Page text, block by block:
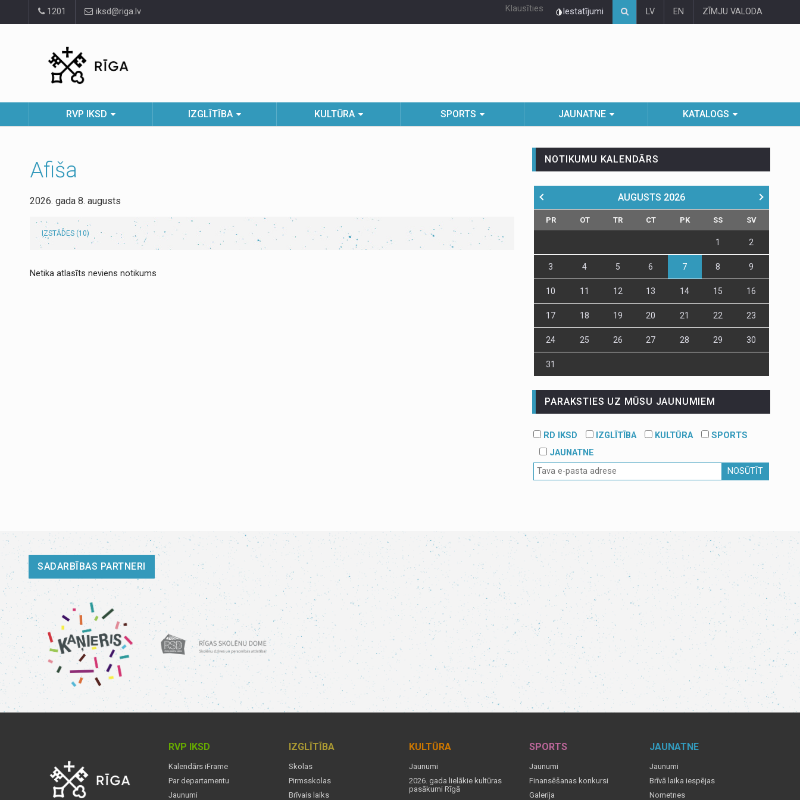
1201 iksd@riga.lv Klausīties Iestatījumi LV EN ZĪMJU VALODA
RVP IKSD IZGLĪTĪBA KULTŪRA SPORTS JAUNATNE KATALOGS
Afiša
2026. gada 8. augusts
IZSTĀDES (10)
Netika atlasīts neviens notikums
NOTIKUMU KALENDĀRS
AUGUSTS 2026
PR OT TR CT PK SS SV
1 2
3 4 5 6 7 8 9
10 11 12 13 14 15 16
17 18 19 20 21 22 23
24 25 26 27 28 29 30
31
PARAKSTIES UZ MŪSU JAUNUMIEM
RD IKSD IZGLĪTĪBA KULTŪRA
SPORTS
JAUNATNE
NOSŪTĪT
SADARBĪBAS PARTNERI
RVP IKSD
Kalendārs iFrame
Par departamentu
Jaunumi
IZGLĪTĪBA
Skolas
Pirmsskolas
Brīvais laiks
KULTŪRA
Jaunumi
2026. gada lielākie kultūras
pasākumi Rīgā
SPORTS
Jaunumi
Finansēšanas konkursi
Galerija
JAUNATNE
Jaunumi
Brīvā laika iespējas
Nometnes